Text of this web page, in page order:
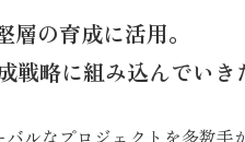
の育成に活用。
略に組み込んでいき
ルなプロジェクトを多数手